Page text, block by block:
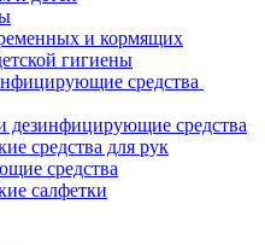
и кормящих
гигиены
средства
дезинфицирующие средства
средства для рук
средства
салфетки